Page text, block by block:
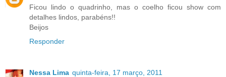
Ficou lindo o quadrinho, mas o coelho ficou show com
detalhes lindos, parabéns!!
Beijos
Responder
Nessa Lima quinta-feira, 17 março, 2011